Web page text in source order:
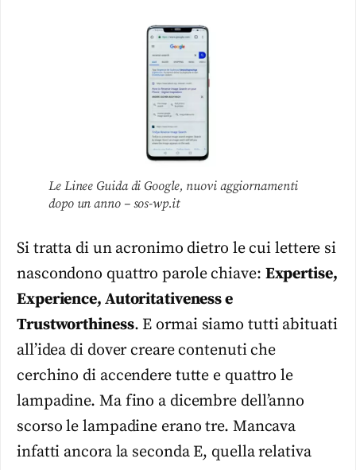
Le Linee Guida di Google, nuovi aggiornamenti
dopo un anno – sos-wp.it
Si tratta di un acronimo dietro le cui lettere si
nascondono quattro parole chiave: Expertise,
Experience, Autoritativeness e
Trustworthiness. E ormai siamo tutti abituati
all’idea di dover creare contenuti che
cerchino di accendere tutte e quattro le
lampadine. Ma fino a dicembre dell’anno
scorso le lampadine erano tre. Mancava
infatti ancora la seconda E, quella relativa